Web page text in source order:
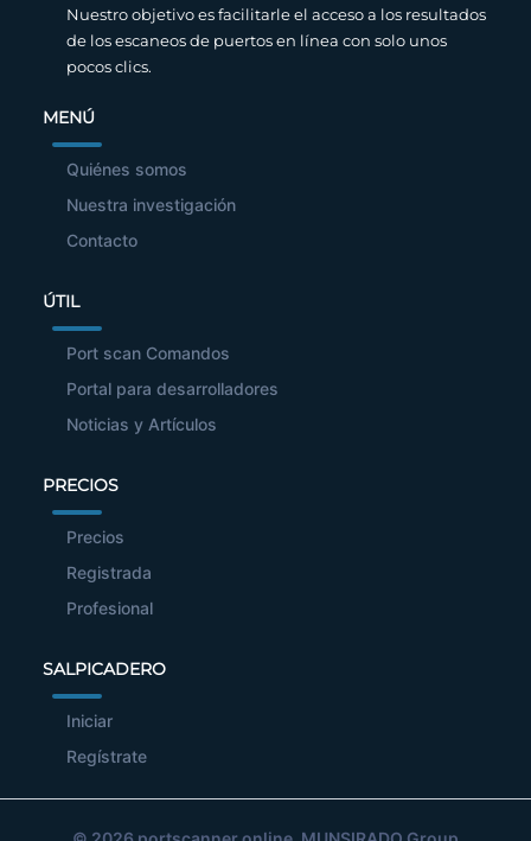
Nuestro objetivo es facilitarle el acceso a los resultados
de los escaneos de puertos en línea con solo unos
pocos clics.
MENÚ
Quiénes somos
Nuestra investigación
Contacto
ÚTIL
Port scan Comandos
Portal para desarrolladores
Noticias y Artículos
PRECIOS
Precios
Registrada
Profesional
SALPICADERO
Iniciar
Regístrate